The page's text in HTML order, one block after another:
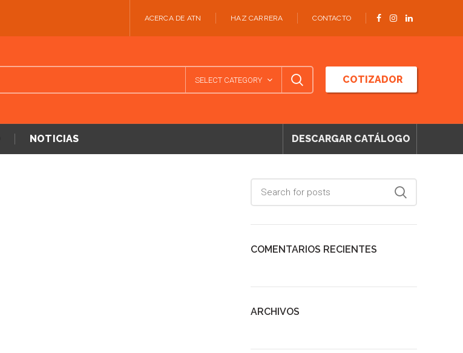
ACERCA DE ATN HAZ CARRERA CONTACTO
SELECT CATEGORY COTIZADOR
NOTICIAS DESCARGAR CATÁLOGO
COMENTARIOS RECIENTES
ARCHIVOS